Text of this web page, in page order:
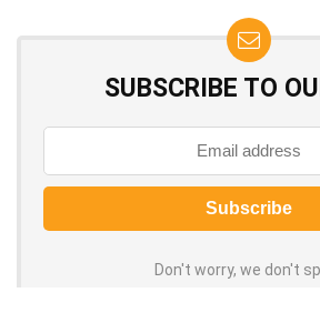
SUBSCRIBE TO
Don't worry, we don't